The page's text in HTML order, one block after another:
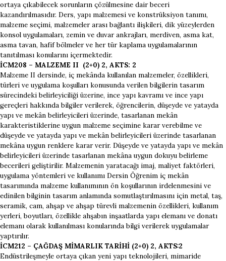
ortaya çıkabilecek sorunların çözülmesine dair beceri
kazandırılmasıdır. Ders, yapı malzemesi ve konstrüksiyon tanımı,
malzeme seçimi, malzemeler arası bağlantı ilişkileri, dik yüzeylerden
konsol uygulamaları, zemin ve duvar ankrajları, merdiven, asma kat,
asma tavan, hafif bölmeler ve her tür kaplama uygulamalarının
tanıtılması konularını içermektedir.
İCM208 – MALZEME II (2+0) 2, AKTS: 2
Malzeme II dersinde, iç mekânda kullanılan malzemeler, özellikleri,
türleri ve uygulama koşulları konusunda verilen bilgilerin tasarım
sürecindeki belirleyiciliği üzerine, ince yapı kavramı ve ince yapı
gereçleri hakkında bilgiler verilerek, öğrencilerin, düşeyde ve yatayda
yapı ve mekân belirleyicileri üzerinde, tasarlanan mekân
karakteristiklerine uygun malzeme seçimine karar verebilme ve
düşeyde ve yatayda yapı ve mekân belirleyicileri üzerinde tasarlanan
mekâna uygun renklere karar verir. Düşeyde ve yatayda yapı ve mekân
belirleyicileri üzerinde tasarlanan mekâna uygun dokuyu belirleme
becerileri geliştirilir. Malzemenin yaratacağı imaj, maliyet faktörleri,
uygulama yöntemleri ve kullanımı Dersin Öğrenim iç mekân
tasarımında malzeme kullanımının ön koşullarının irdelenmesini ve
edinilen bilginin tasarım anlamında somutlaştırılmasını için metal, taş,
seramik, cam, ahşap ve ahşap türevli malzemenin özellikleri, kullanım
yerleri, boyutları, özellikle ahşabın inşaatlarda yapı elemanı ve donatı
elemanı olarak kullanılması konularında bilgi verilerek uygulamalar
yaptırılır.
İCM212 – ÇAĞDAŞ MİMARLIK TARİHİ (2+0) 2, AKTS:2
Endüstrileşmeyle ortaya çıkan yeni yapı teknolojileri, mimaride